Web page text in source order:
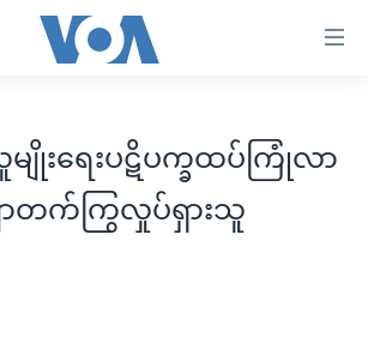
ျိုးရေးပဋိပက္ခထပ်ကြုံလာ
တက်ကြွလှုပ်ရှားသူ